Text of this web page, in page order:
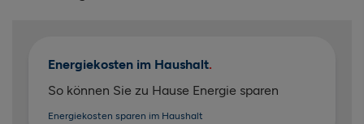
Energiekosten im Haushalt
So können Sie zu Hause Energie sparen
Energiekosten sparen im Haushalt